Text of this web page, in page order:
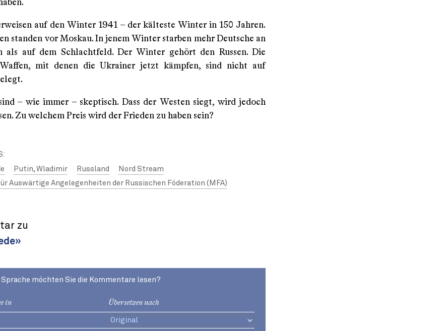
auf den Winter 1941 – der kälteste Winter in 150 Jahren.
standen vor Moskau. In jenem Winter starben mehr Deutsche an
als auf dem Schlachtfeld. Der Winter gehört den Russen. Die
mit denen die Ukrainer jetzt kämpfen, sind nicht auf
– wie immer – skeptisch. Dass der Westen siegt, wird jedoch
Zu welchem Preis wird der Frieden zu haben sein?
Putin, Wladimir Russland
Nord Stream
Auswärtige Angelegenheiten der Russischen Föderation (MFA)
zu
Sprache möchten Sie die Kommentare lesen?
in Übersetzen nach